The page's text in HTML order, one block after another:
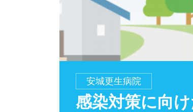
安城更生病院
感染対策に向